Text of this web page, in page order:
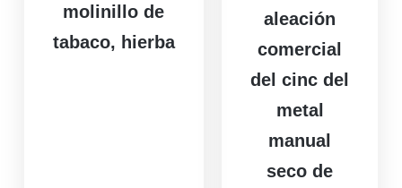
molinillo de
tabaco, hierba
aleación
comercial
del cinc del
metal
manual
seco de